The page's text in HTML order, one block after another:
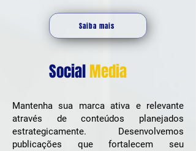
Saiba mais
SocialMedia
Mantenha sua marca ativa e relevante
através de conteúdos planejados
estrategicamente. Desenvolvemos
publicações que fortalecem seu